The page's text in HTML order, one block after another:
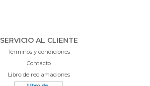
SERVICIO AL CLIENTE
Términos y condiciones
Contacto
Libro de reclamaciones